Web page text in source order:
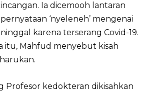
Ia dicemooh lantaran
‘nyeleneh’ mengenai
karena terserang Covid-19.
itu, Mahfud menyebut kisah
Profesor kedokteran dikisahkan